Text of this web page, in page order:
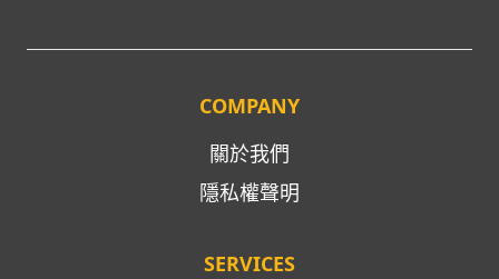
COMPANY
關於我們
隱私權聲明
SERVICES